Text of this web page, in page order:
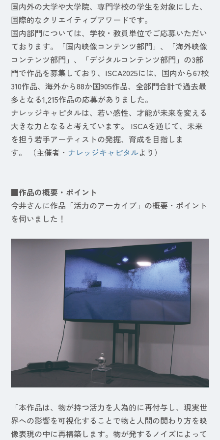
国内外の大学や大学院、専門学校の学生を対象にした、
国際的なクリエイティブアワードです。
国内部門については、学校・教員単位でご応募いただい
ております。「国内映像コンテンツ部門」、「海外映像
コンテンツ部門」、「デジタルコンテンツ部門」の3部
門で作品を募集しており、ISCA2025には、国内から67校
310作品、海外から88か国905作品、全部門合計で過去最
多となる1,215作品の応募がありました。
ナレッジキャピタルは、若い感性、才能が未来を変える
大きな力となると考えています。 ISCAを通じて、未来
を担う若手アーティストの発掘、育成を目指しま
す。 （主催者・ ナレッジキャピタルより）
■作品の概要・ポイント
今井さんに作品「活力のアーカイブ」の概要・ポイント
を伺いました！
「本作品は、物が持つ活力を人為的に再付与し、現実世
界への影響を可視化することで物と人間の関わり方を映
像表現の中に再構築します。物が発するノイズによって